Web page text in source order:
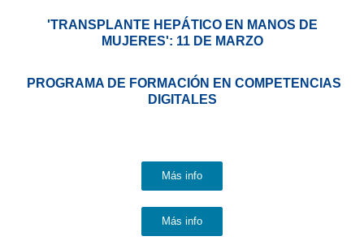
'TRANSPLANTE HEPÁTICO EN MANOS DE
MUJERES': 11 DE MARZO
PROGRAMA DE FORMACIÓN EN COMPETENCIAS
DIGITALES
Más info
Más info